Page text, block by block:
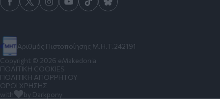
Αριθμός Πιστοποίησης Μ.Η.Τ.242191
Copyright © 2026 eMakedonia
ΠΟΛΙΤΙΚΗ COOKIES
ΠΟΛΙΤΙΚΗ ΑΠΟΡΡΗΤΟΥ
ΟΡΟΙ ΧΡΗΣΗΣ
with
by Darkpony